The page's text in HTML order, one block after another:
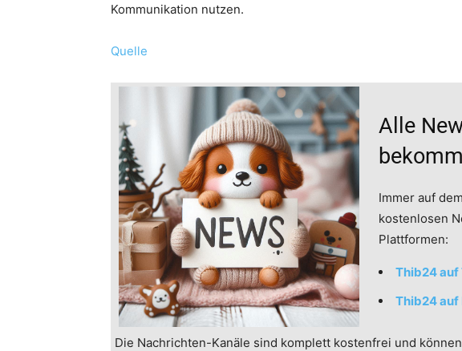
Kommunikation nutzen.
Quelle
Alle
Immer auf
kostenlosen
Plattformen:
Thib24 auf
Thib24 auf
Die Nachrichten-Kanäle sind komplett kostenfrei und